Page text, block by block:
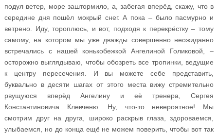
подул ветер, море заштормило, а, забегая вперёд, скажу, что в
середине дня пошёл мокрый снег. А пока – было пасмурно и
ветрено. Иду, тороплюсь, и вот, подходя к перекрёстку – тому
самому, на котором мы уже дважды совершенно неожиданно
встречались с нашей конькобежкой Ангелиной Голиковой, –
осторожно выглядываю, чтобы обозреть все тропинки, ведущие
к центру пересечения. И вы можете себе представить,
буквально в десяти шагах от этого места вижу стремительно
рвущуюся вперёд Ангелину и её тренера, Сергея
Константиновича Клевченю. Ну, что-то невероятное! Мы
смотрим друг на друга, широко раскрыв глаза, здороваемся,
улыбаемся, но до конца ещё не можем поверить, чтобы вот так